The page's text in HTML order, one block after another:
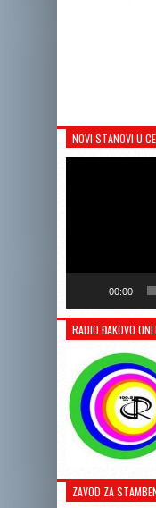
NOVI STANOVI U
00:00
RADIO ĐAKOVO
ZAVOD ZA